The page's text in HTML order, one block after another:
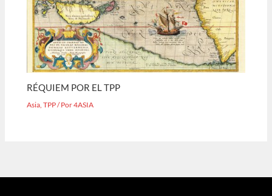
RÉQUIEM POR EL TPP
Asia,TPP/ Por4ASIA